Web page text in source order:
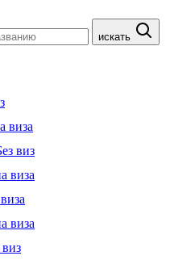
искать
виза
виз
виза
виза
виз